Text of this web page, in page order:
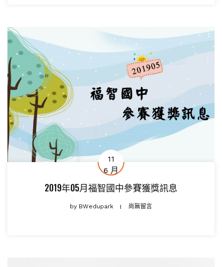
11
6 月
2019年05月福智國中參賽獲獎訊息
by BWedupark 尚無留言